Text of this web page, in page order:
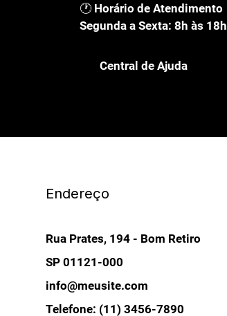
🕐 Horário de Atendimento
Segunda a Sexta: 8h às 18h
Central de Ajuda
Endereço
Rua Prates, 194 - Bom Retiro
SP 01121-000
info@meusite.com
Telefone: (11) 3456-7890